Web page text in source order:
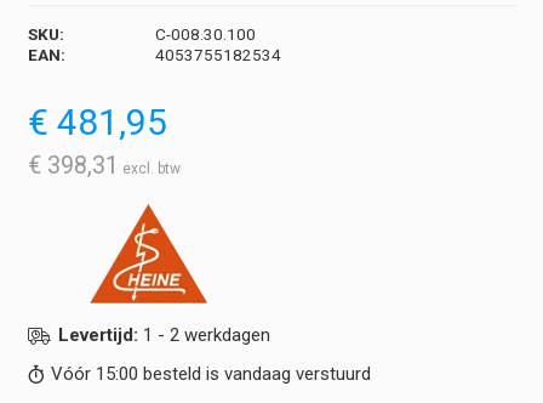
SKU:
C-008.30.100
EAN:
4053755182534
€ 481,95
€ 398,31
Levertijd: 1 - 2 werkdagen
Vóór 15:00 besteld is vandaag verstuurd